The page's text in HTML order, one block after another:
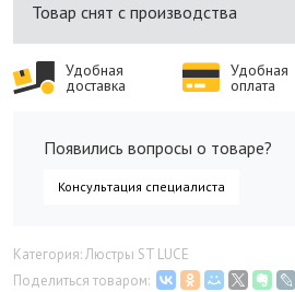
Товар снят с производства
Удобная
доставка
Удобная
оплата
Появились вопросы о товаре?
Консультация специалиста
Категория: Люстры ST LUCE
Поделиться товаром: